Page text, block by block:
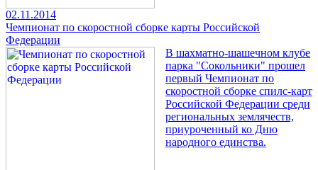
02.11.2014
Чемпионат по скоростной сборке карты Российской
Федерации
В шахматно-шашечном клубе
парка "Сокольники" прошел
первый Чемпионат по
скоростной сборке спилс-карт
Российской Федерации среди
региональных землячеств,
приуроченный ко Дню
народного единства.